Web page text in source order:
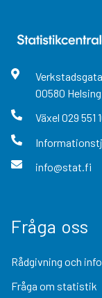
00580
Växel 029 551
info@stat.fi
Fråga oss
Rådgivning och
Fråga om statistik